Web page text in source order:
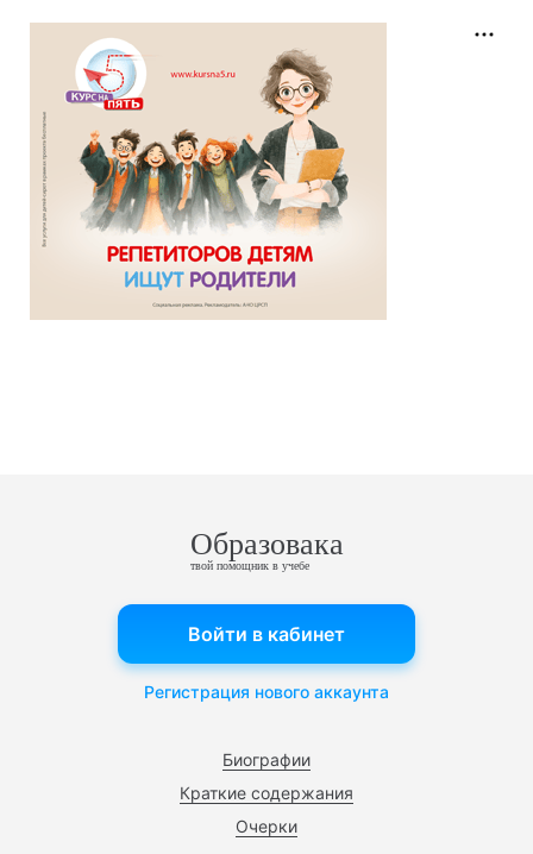
Образовака
твой помощник в учебе
Биографии
Краткие содержания
Очерки
Войти в кабинет
Регистрация нового аккаунта